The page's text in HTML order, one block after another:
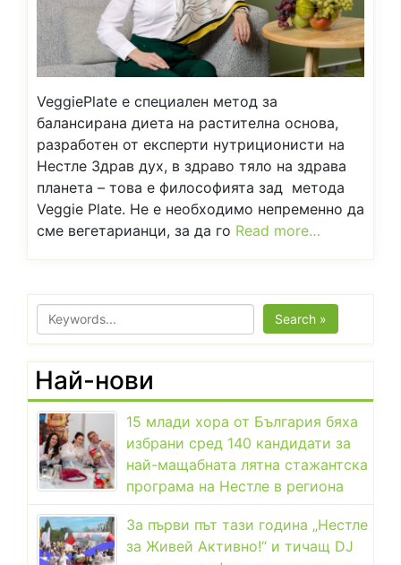
VeggiePlate e специален метод за
балансирана диета на растителна основа,
разработен от експерти нутриционисти на
Нестле Здрав дух, в здраво тяло на здрава
планета – това е философията зад метода
Veggie Plate. Не е необходимо непременно да
сме вегетарианци, за да го Read more…
Search »
Най-нови
15 млади хора от България бяха
избрани сред 140 кандидати за
най-мащабната лятна стажантска
програма на Нестле в региона
За първи път тази година „Нестле
за Живей Активно!“ и тичащ DJ